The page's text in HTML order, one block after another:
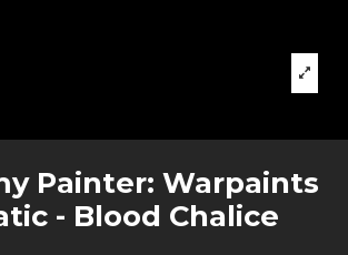
Painter: Warpaints
- Blood Chalice